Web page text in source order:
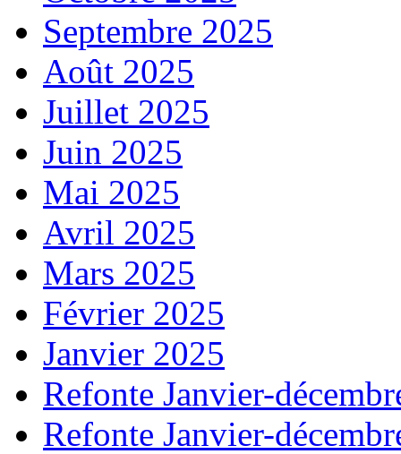
Septembre 2025
Août 2025
Juillet 2025
Juin 2025
Mai 2025
Avril 2025
Mars 2025
Février 2025
Janvier 2025
Refonte Janvier-
Refonte Janvier-